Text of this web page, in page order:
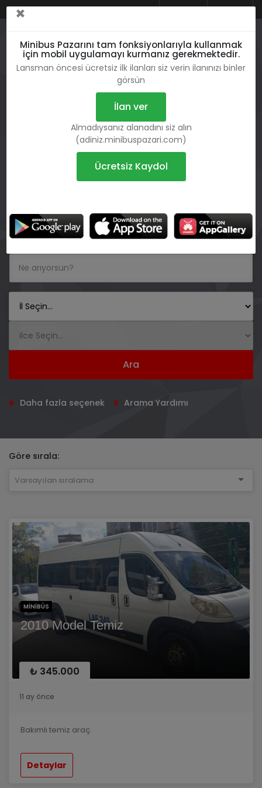
Dil Giriş Yap Kayıt Ol
Otubüs
Ne?
Ara
Daha fazla seçenek Arama Yardımı
Göre sırala:
Varsayılan sıralama
MINIBÜS
2010 Model Temiz
₺ 345.000
11 ay önce
Bakımlı temiz araç.
Detaylar
×
Minibus Pazarını tam fonksiyonlarıyla kullanmak
için mobil uygulamayı kurmanız gerekmektedir.
Lansman öncesi ücretsiz ilk ilanları siz verin ilanınızı binler
görsün
İlan ver
Almadıysanız alanadını siz alın
(adiniz.minibuspazari.com)
Ücretsiz Kaydol